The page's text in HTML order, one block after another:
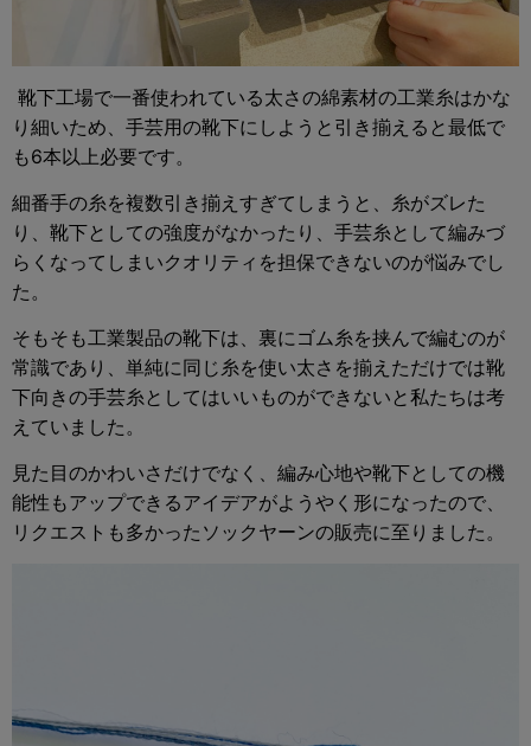
靴下工場で一番使われている太さの綿素材の工業糸はかな
り細いため、手芸用の靴下にしようと引き揃えると最低で
も6本以上必要です。
細番手の糸を複数引き揃えすぎてしまうと、糸がズレた
り、靴下としての強度がなかったり、手芸糸として編みづ
らくなってしまいクオリティを担保できないのが悩みでし
た。
そもそも工業製品の靴下は、裏にゴム糸を挟んで編むのが
常識であり、単純に同じ糸を使い太さを揃えただけでは靴
下向きの手芸糸としてはいいものができないと私たちは考
えていました。
見た目のかわいさだけでなく、編み心地や靴下としての機
能性もアップできるアイデアがようやく形になったので、
リクエストも多かったソックヤーンの販売に至りました。